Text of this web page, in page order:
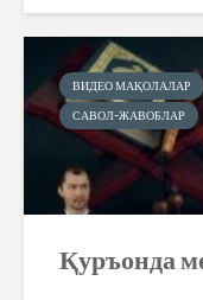
ВИДЕО МАҚОЛАЛАР
САВОЛ-ЖАВОБЛАР
Қуръонда